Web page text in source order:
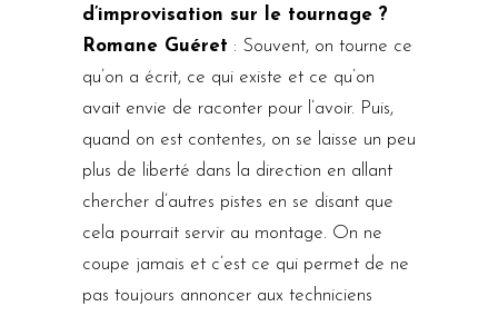
d’improvisation sur le tournage ?
Romane Guéret : Souvent, on tourne ce
qu’on a écrit, ce qui existe et ce qu’on
avait envie de raconter pour l’avoir. Puis,
quand on est contentes, on se laisse un peu
plus de liberté dans la direction en allant
chercher d’autres pistes en se disant que
cela pourrait servir au montage. On ne
coupe jamais et c’est ce qui permet de ne
pas toujours annoncer aux techniciens